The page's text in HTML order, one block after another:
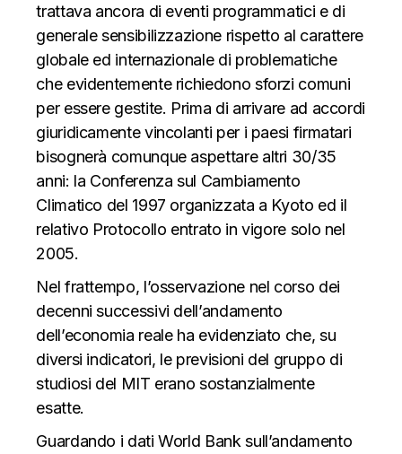
trattava ancora di eventi programmatici e di
generale sensibilizzazione rispetto al carattere
globale ed internazionale di problematiche
che evidentemente richiedono sforzi comuni
per essere gestite. Prima di arrivare ad accordi
giuridicamente vincolanti per i paesi firmatari
bisognerà comunque aspettare altri 30/35
anni: la Conferenza sul Cambiamento
Climatico del 1997 organizzata a Kyoto ed il
relativo Protocollo entrato in vigore solo nel
2005.
Nel frattempo, l’osservazione nel corso dei
decenni successivi dell’andamento
dell’economia reale ha evidenziato che, su
diversi indicatori, le previsioni del gruppo di
studiosi del MIT erano sostanzialmente
esatte.
Guardando i dati World Bank sull’andamento